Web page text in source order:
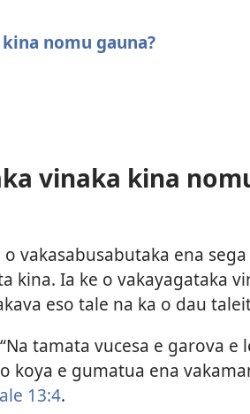
nomu gauna?
vinaka kina
vakasabusabutaka ena
kina. Ia ke o vakayagataka
eso tale na ka o dau
tamata vucesa e garova e
koya e gumatua ena
13:4.